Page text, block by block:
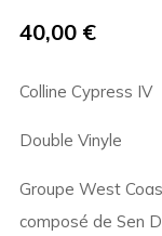
40,00 €
Colline Cypress IV
Double Vinyle
Groupe West
composé de Sen